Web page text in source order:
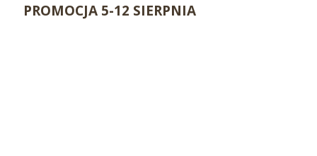
PROMOCJA 5-12 SIERPNIA